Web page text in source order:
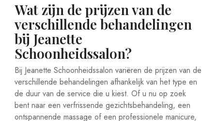
Wat zijn de prijzen van de
verschillende behandelingen
bij Jeanette
Schoonheidssalon?
Bij Jeanette Schoonheidssalon variëren de prijzen van de
verschillende behandelingen afhankelijk van het type en
de duur van de service die u kiest. Of u nu op zoek
bent naar een verfrissende gezichtsbehandeling, een
ontspannende massage of een professionele manicure,